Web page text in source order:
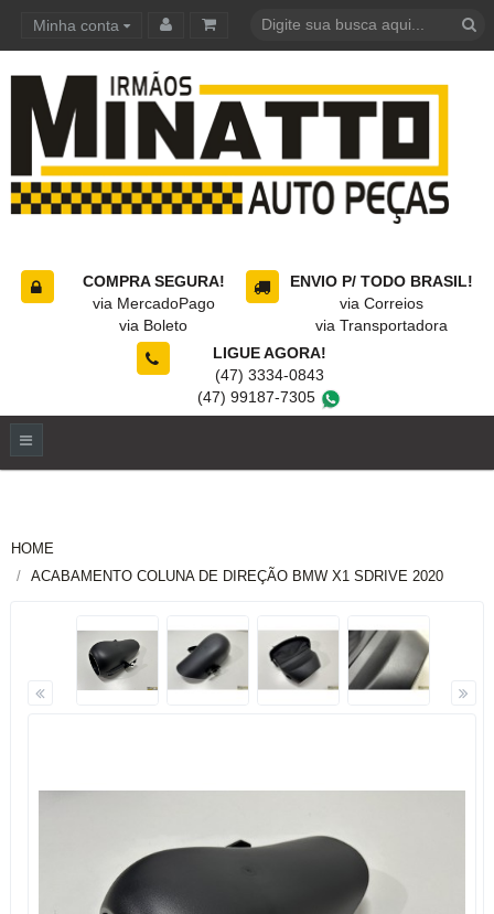
Minha conta
COMPRA SEGURA!
via MercadoPago
via Boleto
ENVIO P/ TODO BRASIL!
via Correios
via Transportadora
LIGUE AGORA!
(47) 3334-0843
(47) 99187-7305
HOME
ACABAMENTO COLUNA DE DIREÇÃO BMW X1 SDRIVE 2020